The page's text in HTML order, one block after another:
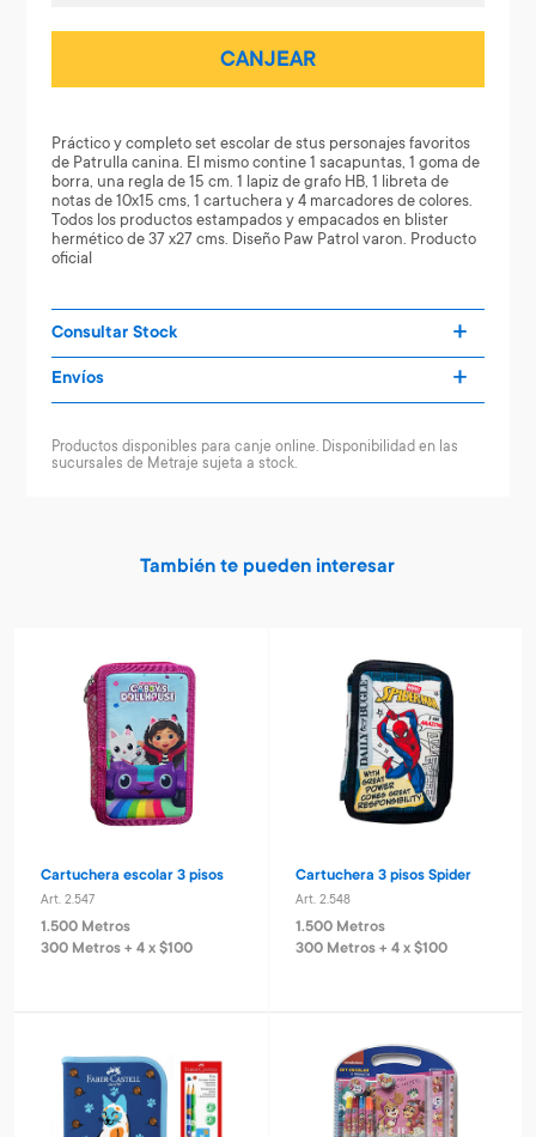
CANJEAR
Práctico y completo set escolar de stus personajes favoritos
de Patrulla canina. El mismo contine 1 sacapuntas, 1 goma de
borra, una regla de 15 cm. 1 lapiz de grafo HB, 1 libreta de
notas de 10x15 cms, 1 cartuchera y 4 marcadores de colores.
Todos los productos estampados y empacados en blister
hermético de 37 x27 cms. Diseño Paw Patrol varon. Producto
oficial
Consultar Stock
Envíos
Productos disponibles para canje online. Disponibilidad en las
sucursales de Metraje sujeta a stock.
También te pueden interesar
Cartuchera escolar 3 pisos
Art. 2.547
1.500 Metros
300 Metros + 4 x $100
Cartuchera 3 pisos Spider
Art. 2.548
1.500 Metros
300 Metros + 4 x $100